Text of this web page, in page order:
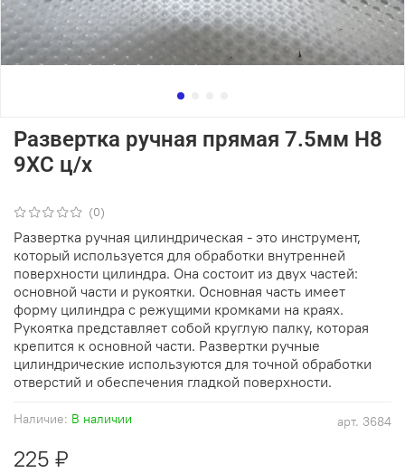
(0)
арт. 3684
Наличие: В наличии
Развертка ручная прямая 7.5мм Н8
9ХС ц/х
225 ₽
Развертка ручная цилиндрическая - это инструмент,
который используется для обработки внутренней
поверхности цилиндра. Она состоит из двух частей:
основной части и рукоятки. Основная часть имеет
форму цилиндра с режущими кромками на краях.
Рукоятка представляет собой круглую палку, которая
крепится к основной части. Развертки ручные
цилиндрические используются для точной обработки
отверстий и обеспечения гладкой поверхности.